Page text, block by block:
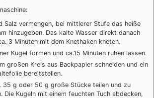
Salz vermengen, bei mittlerer Stufe das heiße
hinzugeben. Das kalte Wasser direkt danach
3 Minuten mit dem Knethaken kneten.
Kugel formen und ca.15 Minuten ruhen lassen.
großen Kreis aus Backpapier schneiden und ein
bereitstellen.
35 g oder 50 g große Stücke teilen und zu
Die Kugeln mit einem feuchten Tuch abdecken,